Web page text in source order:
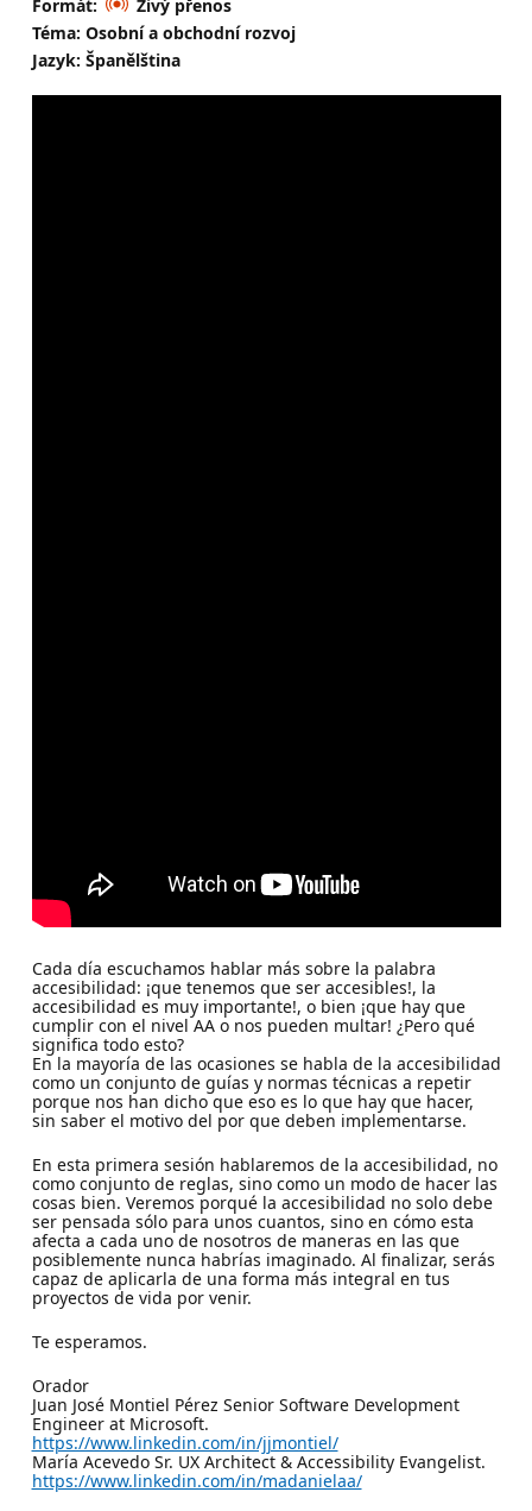
Formát:
Živý přenos
Téma: Osobní a obchodní rozvoj
Jazyk: Španělština
Cada día escuchamos hablar más sobre la palabra
accesibilidad: ¡que tenemos que ser accesibles!, la
accesibilidad es muy importante!, o bien ¡que hay que
cumplir con el nivel AA o nos pueden multar! ¿Pero qué
significa todo esto?
En la mayoría de las ocasiones se habla de la accesibilidad
como un conjunto de guías y normas técnicas a repetir
porque nos han dicho que eso es lo que hay que hacer,
sin saber el motivo del por que deben implementarse.
En esta primera sesión hablaremos de la accesibilidad, no
como conjunto de reglas, sino como un modo de hacer las
cosas bien. Veremos porqué la accesibilidad no solo debe
ser pensada sólo para unos cuantos, sino en cómo esta
afecta a cada uno de nosotros de maneras en las que
posiblemente nunca habrías imaginado. Al finalizar, serás
capaz de aplicarla de una forma más integral en tus
proyectos de vida por venir.
Te esperamos.
Orador
Juan José Montiel Pérez Senior Software Development
Engineer at Microsoft.
https://www.linkedin.com/in/jjmontiel/
María Acevedo Sr. UX Architect & Accessibility Evangelist.
https://www.linkedin.com/in/madanielaa/